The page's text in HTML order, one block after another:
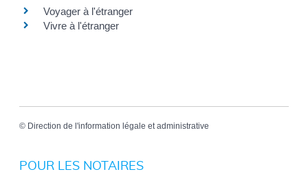
Voyager à l'étranger
Vivre à l'étranger
© Direction de l'information légale et administrative
POUR LES NOTAIRES